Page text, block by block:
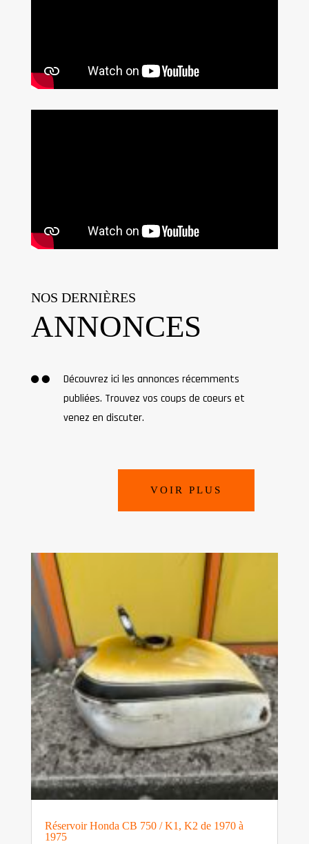
NOS DERNIÈRES
ANNONCES

Découvrez ici les annonces récemments
publiées. Trouvez vos coups de coeurs et
venez en discuter.
VOIR PLUS
Réservoir Honda CB 750 / K1, K2 de 1970 à
1975